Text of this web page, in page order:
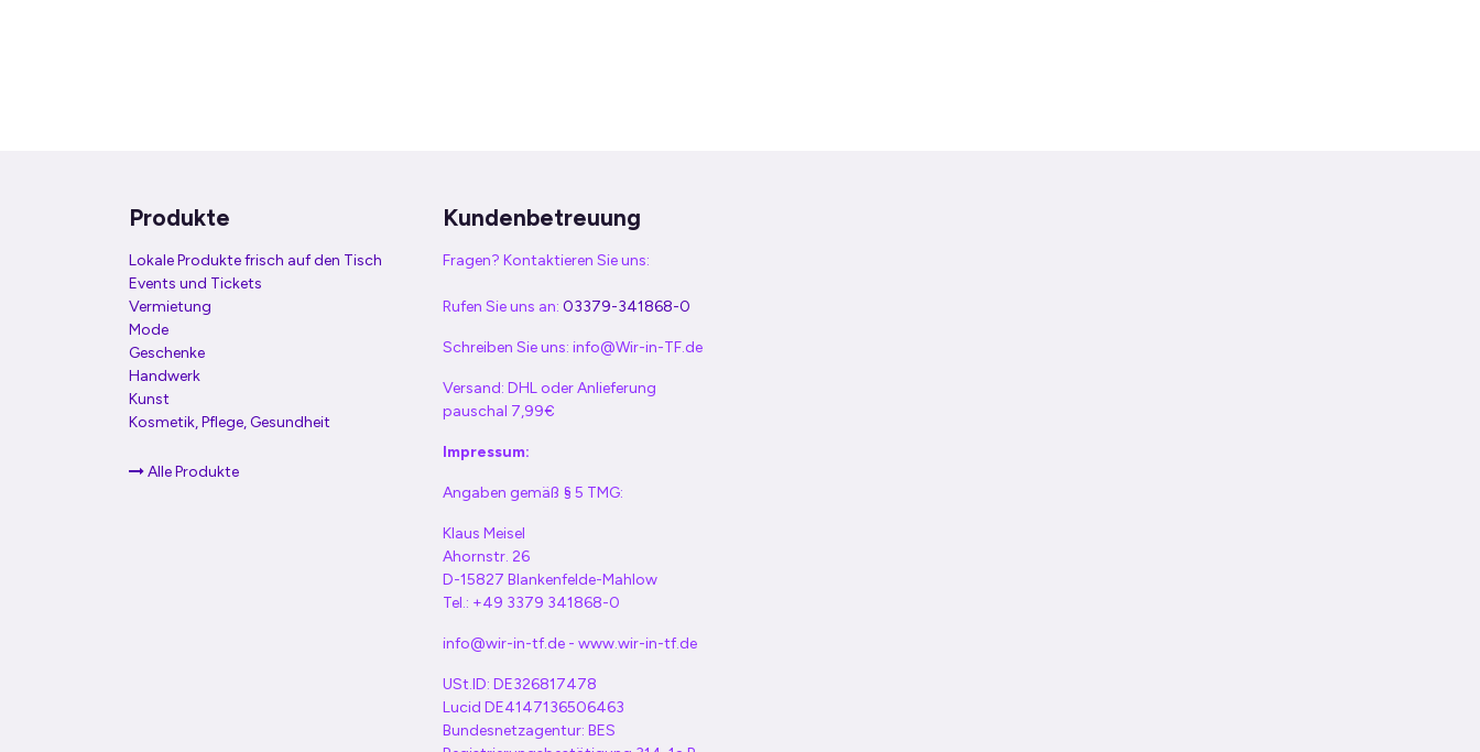
Produkte
Lokale Produkte frisch auf den Tisch
Events und Tickets
Vermietung
Mode
Geschenke
Handwerk
Kunst
Kosmetik, Pflege, Gesundheit
Alle Produkte
Kundenbetreuung
Fragen? Kontaktieren Sie uns:
Rufen Sie uns an: 03379-341868-0
Schreiben Sie uns: info@Wir-in-TF.de
Versand: DHL oder Anlieferung
pauschal 7,99€
Impressum:
Angaben gemäß § 5 TMG:
Klaus Meisel
Ahornstr. 26
D-15827 Blankenfelde-Mahlow
Tel.: +49 3379 341868-0
info@wir-in-tf.de - www.wir-in-tf.de
USt.ID: DE326817478
Lucid DE4147136506463
Bundesnetzagentur: BES